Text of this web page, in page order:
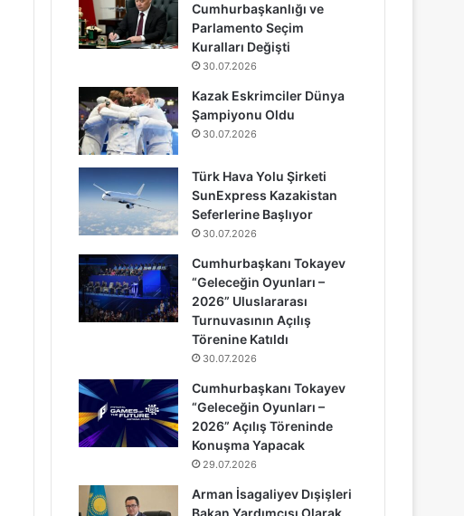
Cumhurbaşkanlığı ve
Parlamento Seçim
Kuralları Değişti
30.07.2026
Kazak Eskrimciler Dünya
Şampiyonu Oldu
30.07.2026
Türk Hava Yolu Şirketi
SunExpress Kazakistan
Seferlerine Başlıyor
30.07.2026
Cumhurbaşkanı Tokayev
“Geleceğin Oyunları –
2026” Uluslararası
Turnuvasının Açılış
Törenine Katıldı
30.07.2026
Cumhurbaşkanı Tokayev
“Geleceğin Oyunları –
2026” Açılış Töreninde
Konuşma Yapacak
29.07.2026
Arman İsagaliyev Dışişleri
Bakan Yardımcısı Olarak